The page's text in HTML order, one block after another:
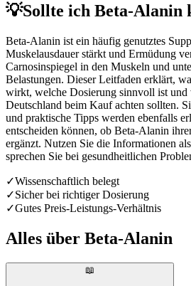
💡Sollte ich Beta-Alanin
Beta-Alanin ist ein häufig genutztes
Muskelausdauer stärkt und Ermüdung
Carnosinspiegel in den Muskeln und
Belastungen. Dieser Leitfaden erklärt,
wirkt, welche Dosierung sinnvoll ist und
Deutschland beim Kauf achten sollten.
und praktische Tipps werden ebenfalls
entscheiden können, ob Beta-Alanin
ergänzt. Nutzen Sie die Informationen
sprechen Sie bei gesundheitlichen
✓Wissenschaftlich belegt
✓Sicher bei richtiger Dosierung
✓Gutes Preis-Leistungs-Verhältnis
Alles über Beta-Alanin
📖